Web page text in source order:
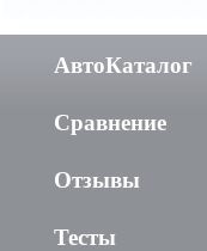
АвтоКаталог
Сравнение
Отзывы
Тесты